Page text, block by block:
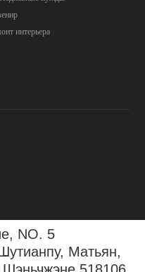
интерьера
NO. 5
Матьян,